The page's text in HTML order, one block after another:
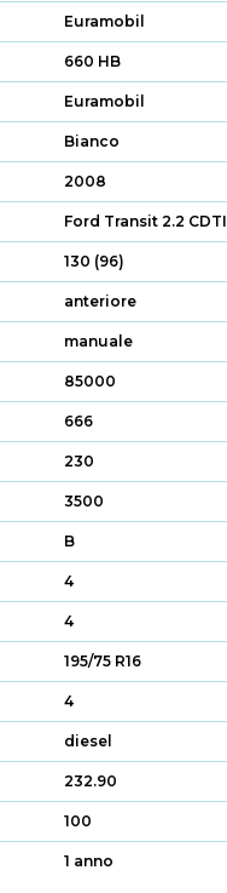
Euramobil
660 HB
Euramobil
Bianco
2008
Ford Transit 2.2 CDTI
130 (96)
anteriore
manuale
85000
666
230
3500
B
4
4
195/75 R16
4
diesel
232.90
100
1 anno